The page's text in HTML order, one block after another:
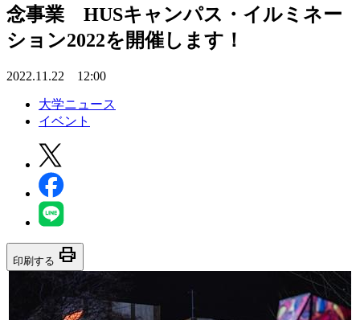
念事業 HUSキャンパス・イルミネー
ション2022を開催します！
2022.11.22 12:00
大学ニュース
イベント
印刷する print